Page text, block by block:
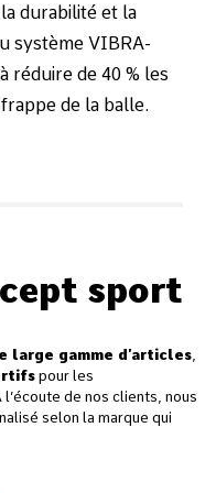
durabilité et la
système VIBRA-
réduire de 40 % les
de la balle.
sport
large gamme d’articles
pour les
l’écoute de nos clients, nous
selon la marque qui